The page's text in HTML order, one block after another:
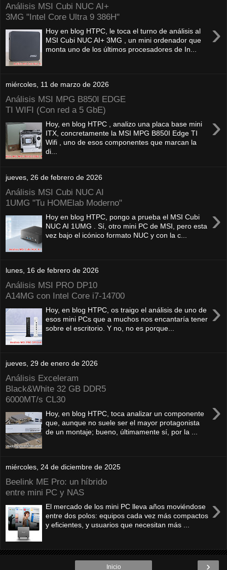
Análisis MSI Cubi NUC AI+
3MG "Intel Core Ultra 9 386H"
›
Hoy en blog HTPC, le toca el turno de análisis al
MSI Cubi NUC AI+ 3MG , un mini ordenador que
monta uno de los últimos procesadores de In...
miércoles, 11 de marzo de 2026
Análisis MSI MPG B850I EDGE
TI WIFI (Con red a 5 GbE)
›
Hoy, en blog HTPC , analizo una placa base mini
ITX, concretamente la MSI MPG B850I Edge TI
Wifi , uno de esos componentes que marcan la
di...
jueves, 26 de febrero de 2026
Análisis MSI Cubi NUC AI
1UMG "Tu HOMElab Moderno"
›
Hoy en blog HTPC, pongo a prueba el MSI Cubi
NUC AI 1UMG . Sí, otro mini PC de MSI, pero esta
vez bajo el icónico formato NUC y con la c...
lunes, 16 de febrero de 2026
Análisis MSI PRO DP10
A14MG con Intel Core i7-14700
›
Hoy, en blog HTPC, os traigo el análisis de uno de
esos mini PCs que a muchos nos encantaría tener
sobre el escritorio. Y no, no es porque...
jueves, 29 de enero de 2026
Análisis Exceleram
Black&White 32 GB DDR5
6000MT/s CL30
›
Hoy, en blog HTPC, toca analizar un componente
que, aunque no suele ser el mayor protagonista
de un montaje; bueno, últimamente sí, por la ...
miércoles, 24 de diciembre de 2025
Beelink ME Pro: un híbrido
entre mini PC y NAS
›
El mercado de los mini PC lleva años moviéndose
entre dos polos: equipos cada vez más compactos
y eficientes, y usuarios que necesitan más ...
›
Inicio